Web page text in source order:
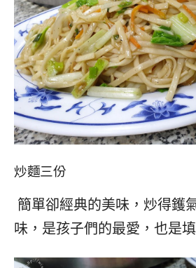
炒麵三份
簡單卻經典的美味，炒得鑊
味，是孩子們的最愛，也是